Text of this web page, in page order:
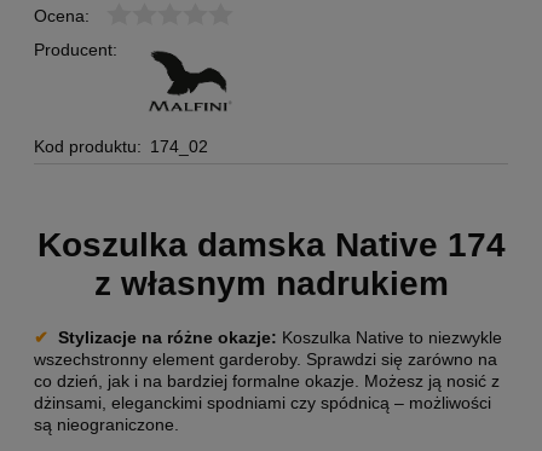
Ocena:
Producent:
Kod produktu: 174_02
Koszulka damska Native 174
z własnym nadrukiem
✔ Stylizacje na różne okazje: Koszulka Native to niezwykle
wszechstronny element garderoby. Sprawdzi się zarówno na
co dzień, jak i na bardziej formalne okazje. Możesz ją nosić z
dżinsami, eleganckimi spodniami czy spódnicą – możliwości
są nieograniczone.